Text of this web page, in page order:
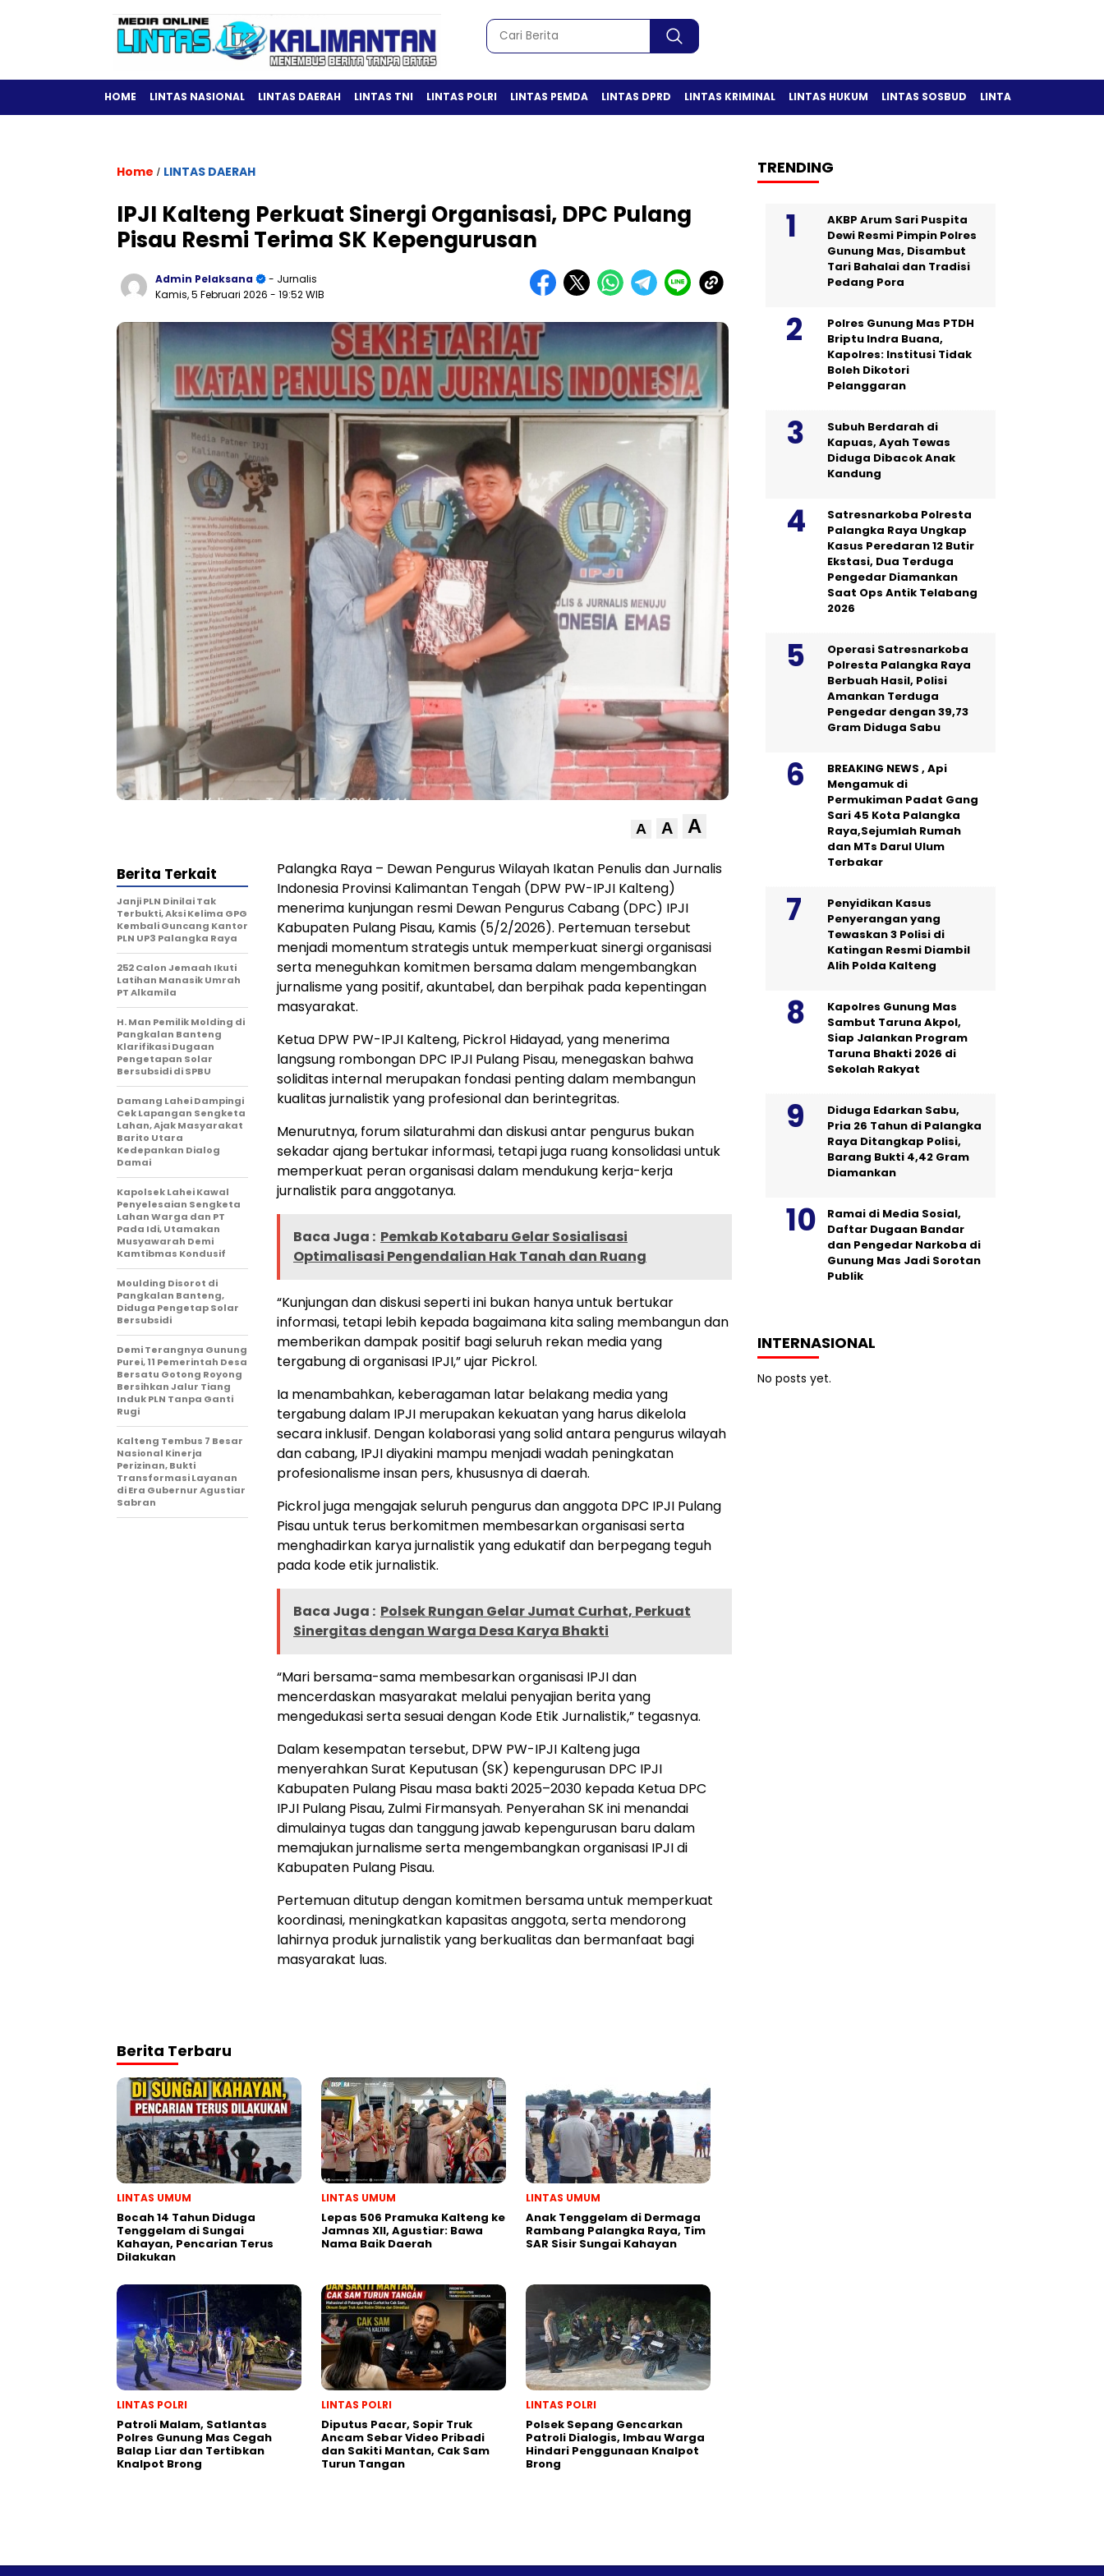
HOME LINTAS NASIONAL LINTAS DAERAH LINTAS TNI LINTAS POLRI LINTAS PEMDA LINTAS DPRD LINTAS KRIMINAL LINTAS HUKUM LINTAS SOSBUD LINTAS OLAH RAGA
Home / LINTAS DAERAH
IPJI Kalteng Perkuat Sinergi Organisasi, DPC Pulang
Pisau Resmi Terima SK Kepengurusan
Admin Pelaksana
- Jurnalis
Kamis, 5 Februari 2026 - 19:52 WIB
A A A
Palangka Raya – Dewan Pengurus Wilayah Ikatan Penulis dan Jurnalis
Indonesia Provinsi Kalimantan Tengah (DPW PW-IPJI Kalteng)
menerima kunjungan resmi Dewan Pengurus Cabang (DPC) IPJI
Kabupaten Pulang Pisau, Kamis (5/2/2026). Pertemuan tersebut
menjadi momentum strategis untuk memperkuat sinergi organisasi
serta meneguhkan komitmen bersama dalam mengembangkan
jurnalisme yang positif, akuntabel, dan berpihak pada kepentingan
masyarakat.
Ketua DPW PW-IPJI Kalteng, Pickrol Hidayad, yang menerima
langsung rombongan DPC IPJI Pulang Pisau, menegaskan bahwa
soliditas internal merupakan fondasi penting dalam membangun
kualitas jurnalistik yang profesional dan berintegritas.
Menurutnya, forum silaturahmi dan diskusi antar pengurus bukan
sekadar ajang bertukar informasi, tetapi juga ruang konsolidasi untuk
memperkuat peran organisasi dalam mendukung kerja-kerja
jurnalistik para anggotanya.
Baca Juga : Pemkab Kotabaru Gelar Sosialisasi
Optimalisasi Pengendalian Hak Tanah dan Ruang
“Kunjungan dan diskusi seperti ini bukan hanya untuk bertukar
informasi, tetapi lebih kepada bagaimana kita saling membangun dan
memberikan dampak positif bagi seluruh rekan media yang
tergabung di organisasi IPJI,” ujar Pickrol.
Ia menambahkan, keberagaman latar belakang media yang
tergabung dalam IPJI merupakan kekuatan yang harus dikelola
secara inklusif. Dengan kolaborasi yang solid antara pengurus wilayah
dan cabang, IPJI diyakini mampu menjadi wadah peningkatan
profesionalisme insan pers, khususnya di daerah.
Pickrol juga mengajak seluruh pengurus dan anggota DPC IPJI Pulang
Pisau untuk terus berkomitmen membesarkan organisasi serta
menghadirkan karya jurnalistik yang edukatif dan berpegang teguh
pada kode etik jurnalistik.
Baca Juga : Polsek Rungan Gelar Jumat Curhat, Perkuat
Sinergitas dengan Warga Desa Karya Bhakti
“Mari bersama-sama membesarkan organisasi IPJI dan
mencerdaskan masyarakat melalui penyajian berita yang
mengedukasi serta sesuai dengan Kode Etik Jurnalistik,” tegasnya.
Dalam kesempatan tersebut, DPW PW-IPJI Kalteng juga
menyerahkan Surat Keputusan (SK) kepengurusan DPC IPJI
Kabupaten Pulang Pisau masa bakti 2025–2030 kepada Ketua DPC
IPJI Pulang Pisau, Zulmi Firmansyah. Penyerahan SK ini menandai
dimulainya tugas dan tanggung jawab kepengurusan baru dalam
memajukan jurnalisme serta mengembangkan organisasi IPJI di
Kabupaten Pulang Pisau.
Pertemuan ditutup dengan komitmen bersama untuk memperkuat
koordinasi, meningkatkan kapasitas anggota, serta mendorong
lahirnya produk jurnalistik yang berkualitas dan bermanfaat bagi
masyarakat luas.
Berita Terkait
Janji PLN Dinilai Tak
Terbukti, Aksi Kelima GPG
Kembali Guncang Kantor
PLN UP3 Palangka Raya
252 Calon Jemaah Ikuti
Latihan Manasik Umrah
PT Alkamila
H. Man Pemilik Molding di
Pangkalan Banteng
Klarifikasi Dugaan
Pengetapan Solar
Bersubsidi di SPBU
Damang Lahei Dampingi
Cek Lapangan Sengketa
Lahan, Ajak Masyarakat
Barito Utara
Kedepankan Dialog
Damai
Kapolsek Lahei Kawal
Penyelesaian Sengketa
Lahan Warga dan PT
Pada Idi, Utamakan
Musyawarah Demi
Kamtibmas Kondusif
Moulding Disorot di
Pangkalan Banteng,
Diduga Pengetap Solar
Bersubsidi
Demi Terangnya Gunung
Purei, 11 Pemerintah Desa
Bersatu Gotong Royong
Bersihkan Jalur Tiang
Induk PLN Tanpa Ganti
Rugi
Kalteng Tembus 7 Besar
Nasional Kinerja
Perizinan, Bukti
Transformasi Layanan
di Era Gubernur Agustiar
Sabran
Berita Terbaru
LINTAS UMUM
Bocah 14 Tahun Diduga
Tenggelam di Sungai
Kahayan, Pencarian Terus
Dilakukan
LINTAS UMUM
Lepas 506 Pramuka Kalteng ke
Jamnas XII, Agustiar: Bawa
Nama Baik Daerah
LINTAS UMUM
Anak Tenggelam di Dermaga
Rambang Palangka Raya, Tim
SAR Sisir Sungai Kahayan
LINTAS POLRI
Patroli Malam, Satlantas
Polres Gunung Mas Cegah
Balap Liar dan Tertibkan
Knalpot Brong
LINTAS POLRI
Diputus Pacar, Sopir Truk
Ancam Sebar Video Pribadi
dan Sakiti Mantan, Cak Sam
Turun Tangan
LINTAS POLRI
Polsek Sepang Gencarkan
Patroli Dialogis, Imbau Warga
Hindari Penggunaan Knalpot
Brong
TRENDING
AKBP Arum Sari Puspita
Dewi Resmi Pimpin Polres
Gunung Mas, Disambut
Tari Bahalai dan Tradisi
Pedang Pora
Polres Gunung Mas PTDH
Briptu Indra Buana,
Kapolres: Institusi Tidak
Boleh Dikotori
Pelanggaran
Subuh Berdarah di
Kapuas, Ayah Tewas
Diduga Dibacok Anak
Kandung
Satresnarkoba Polresta
Palangka Raya Ungkap
Kasus Peredaran 12 Butir
Ekstasi, Dua Terduga
Pengedar Diamankan
Saat Ops Antik Telabang
2026
Operasi Satresnarkoba
Polresta Palangka Raya
Berbuah Hasil, Polisi
Amankan Terduga
Pengedar dengan 39,73
Gram Diduga Sabu
BREAKING NEWS , Api
Mengamuk di
Permukiman Padat Gang
Sari 45 Kota Palangka
Raya,Sejumlah Rumah
dan MTs Darul Ulum
Terbakar
Penyidikan Kasus
Penyerangan yang
Tewaskan 3 Polisi di
Katingan Resmi Diambil
Alih Polda Kalteng
Kapolres Gunung Mas
Sambut Taruna Akpol,
Siap Jalankan Program
Taruna Bhakti 2026 di
Sekolah Rakyat
Diduga Edarkan Sabu,
Pria 26 Tahun di Palangka
Raya Ditangkap Polisi,
Barang Bukti 4,42 Gram
Diamankan
Ramai di Media Sosial,
Daftar Dugaan Bandar
dan Pengedar Narkoba di
Gunung Mas Jadi Sorotan
Publik
INTERNASIONAL
No posts yet.